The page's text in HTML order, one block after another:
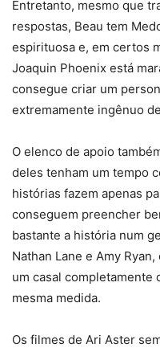
Entretanto, mesmo que
respostas, Beau tem
espirituosa e, em certos
Joaquin Phoenix está
consegue criar um
extremamente ingênuo
O elenco de apoio
deles tenham um tempo
histórias fazem apenas
conseguem preencher
bastante a história num
Nathan Lane e Amy
um casal completamente
mesma medida.
Os filmes de Ari Aster